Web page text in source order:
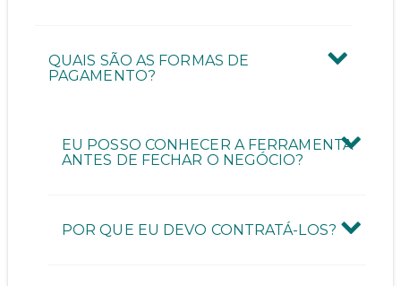
QUAIS SÃO AS FORMAS DE
PAGAMENTO?
EU POSSO CONHECER A FERRAMENTA
ANTES DE FECHAR O NEGÓCIO?
POR QUE EU DEVO CONTRATÁ-LOS?